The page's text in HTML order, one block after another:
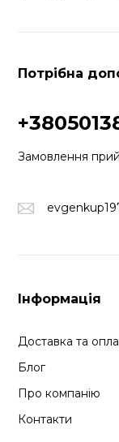
Потрібна
Замовлення
Інформація
Доставка та
Блог
Про компанію
Контакти